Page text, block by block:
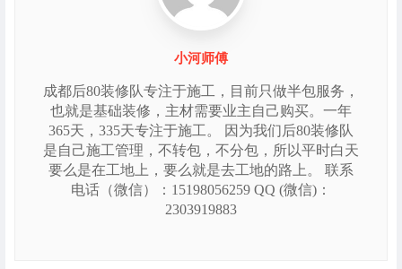
小河师傅
成都后80装修队专注于施工，目前只做半包服务，
也就是基础装修，主材需要业主自己购买。一年
365天，335天专注于施工。 因为我们后80装修队
是自己施工管理，不转包，不分包，所以平时白天
要么是在工地上，要么就是去工地的路上。 联系
电话（微信）：15198056259 QQ (微信)：
2303919883